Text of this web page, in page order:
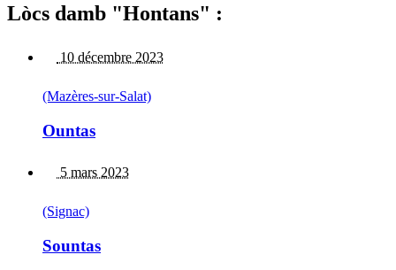
Lòcs damb "Hontans" :
10 décembre 2023
(Mazères-sur-Salat)
Ountas
5 mars 2023
(Signac)
Sountas